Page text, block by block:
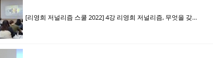
[리영희 저널리즘 스쿨 2022] 4강 리영희 저널리즘, 무엇을 갖춰야 할까_ 변상욱